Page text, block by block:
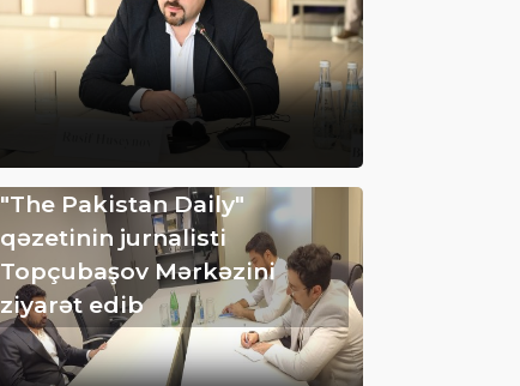
"The Pakistan Daily"
qəzetinin jurnalisti
Topçubaşov Mərkəzini
ziyarət edib